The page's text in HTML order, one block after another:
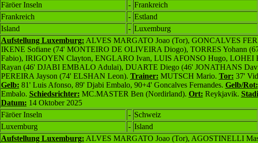
Färöer Inseln
- Frankreich
Frankreich
- Estland
Island
- Luxemburg
Aufstellung Luxemburg: ALVES MARGATO Joao (Tor), GONCALVES
IKENE Sofiane (74' MONTEIRO DE OLIVEIRA Diogo), TORRES Yohann
Fabio), IRIGOYEN Clayton, ENGLARO Ivan, LUIS AFONSO Hugo, LOHEI
Rayan (46' DJABI EMBALO Adulai), DUARTE Diego (46' JONATHANS
PEREIRA Jayson (74' ELSHAN Leon). Trainer: MUTSCH Mario. Tor: 37'
Gelb: 81' Luis Afonso, 89' Djabi Embalo, 90+4' Goncalves Fernandes. Gelb/Rot:
Embalo. Schiedsrichter: MC.MASTER Ben (Nordirland). Ort: Reykjavik.
Datum: 14Oktober 2025
Färöer Inseln
- Schweiz
Luxemburg
- Island
Aufstellung Luxemburg: ALVES MARGATO Joao (Tor), AGOSTINELLI